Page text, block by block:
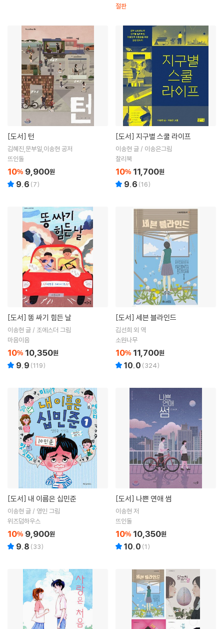
절판
[도서] 턴
김혜진,문부일,이송현 공저
뜨인돌
10% 9,900원
9.6 (7)
[도서] 지구별 스쿨 라이프
이송현 글 / 이송은그림
찰리북
10% 11,700원
9.6 (16)
[도서] 똥 싸기 힘든 날
이송현 글 / 조에스더 그림
마음이음
10% 10,350원
9.9 (119)
[도서] 세븐 블라인드
김선희 외 역
소원나무
10% 11,700원
10.0 (324)
[도서] 내 이름은 십민준
이송현 글 / 영민 그림
위즈덤하우스
10% 9,900원
9.8 (33)
[도서] 나쁜 연애 썸
이송현 저
뜨인돌
10% 10,350원
10.0 (1)